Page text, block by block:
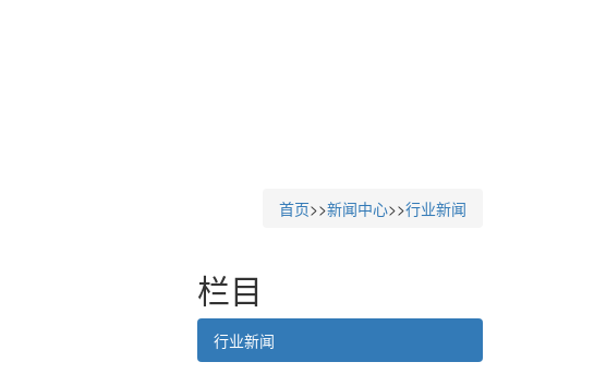
首页>>新闻中心>>行业新闻
栏目
行业新闻